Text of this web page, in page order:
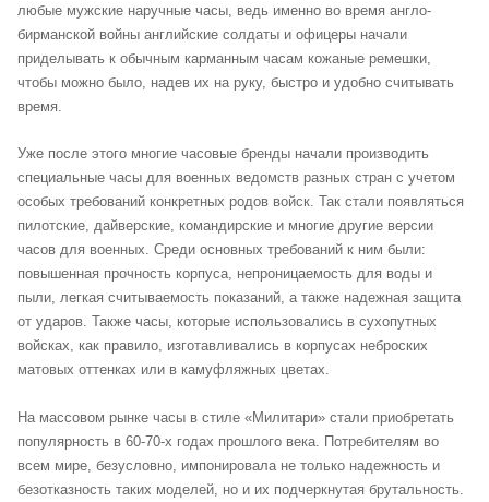
любые мужские наручные часы, ведь именно во время англо-
бирманской войны английские солдаты и офицеры начали
приделывать к обычным карманным часам кожаные ремешки,
чтобы можно было, надев их на руку, быстро и удобно считывать
время.
Уже после этого многие часовые бренды начали производить
специальные часы для военных ведомств разных стран с учетом
особых требований конкретных родов войск. Так стали появляться
пилотские, дайверские, командирские и многие другие версии
часов для военных. Среди основных требований к ним были:
повышенная прочность корпуса, непроницаемость для воды и
пыли, легкая считываемость показаний, а также надежная защита
от ударов. Также часы, которые использовались в сухопутных
войсках, как правило, изготавливались в корпусах неброских
матовых оттенках или в камуфляжных цветах.
На массовом рынке часы в стиле «Милитари» стали приобретать
популярность в 60-70-х годах прошлого века. Потребителям во
всем мире, безусловно, импонировала не только надежность и
безотказность таких моделей, но и их подчеркнутая брутальность.